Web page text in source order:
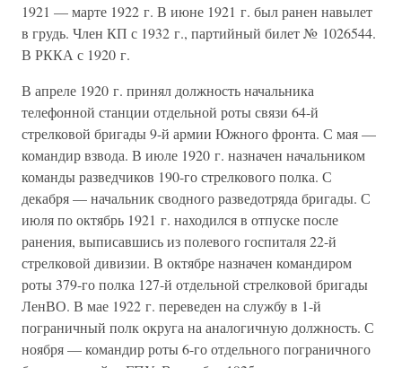
1921 — марте 1922 г. В июне 1921 г. был ранен навылет
в грудь. Член КП с 1932 г., партийный билет № 1026544.
В РККА с 1920 г.
В апреле 1920 г. принял должность начальника
телефонной станции отдельной роты связи 64-й
стрелковой бригады 9-й армии Южного фронта. С мая —
командир взвода. В июле 1920 г. назначен начальником
команды разведчиков 190-го стрелкового полка. С
декабря — начальник сводного разведотряда бригады. С
июля по октябрь 1921 г. находился в отпуске после
ранения, выписавшись из полевого госпиталя 22-й
стрелковой дивизии. В октябре назначен командиром
роты 379-го полка 127-й отдельной стрелковой бригады
ЛенВО. В мае 1922 г. переведен на службу в 1-й
пограничный полк округа на аналогичную должность. С
ноября — командир роты 6-го отдельного пограничного